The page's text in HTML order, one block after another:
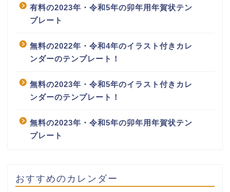
有料の2023年・令和5年の卯年用年賀状テン
プレート
無料の2022年・令和4年のイラスト付きカレ
ンダーのテンプレート！
無料の2023年・令和5年のイラスト付きカレ
ンダーのテンプレート！
無料の2023年・令和5年の卯年用年賀状テン
プレート
おすすめのカレンダー